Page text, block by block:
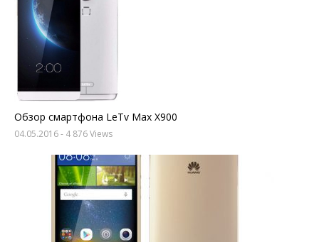
Обзор смартфона LeTv Max X900
04.05.2016- 4 876 Views